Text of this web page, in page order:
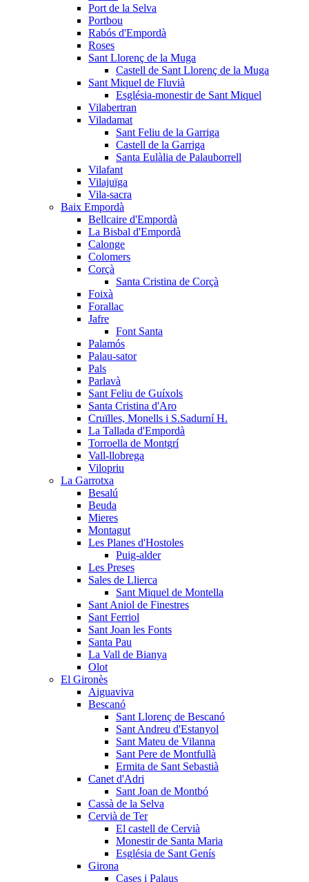
Port de la Selva
Portbou
Rabós d'Empordà
Roses
Sant Llorenç de la Muga
Castell de Sant Llorenç de la Muga
Sant Miquel de Fluvià
Església-monestir de Sant Miquel
Vilabertran
Viladamat
Sant Feliu de la Garriga
Castell de la Garriga
Santa Eulàlia de Palauborrell
Vilafant
Vilajuïga
Vila-sacra
Baix Empordà
Bellcaire d'Empordà
La Bisbal d'Empordà
Calonge
Colomers
Corçà
Santa Cristina de Corçà
Foixà
Forallac
Jafre
Font Santa
Palamós
Palau-sator
Pals
Parlavà
Sant Feliu de Guíxols
Santa Cristina d'Aro
Cruïlles, Monells i S.Sadurní H.
La Tallada d'Empordà
Torroella de Montgrí
Vall-llobrega
Vilopriu
La Garrotxa
Besalú
Beuda
Mieres
Montagut
Les Planes d'Hostoles
Puig-alder
Les Preses
Sales de Llierca
Sant Miquel de Montella
Sant Aniol de Finestres
Sant Ferriol
Sant Joan les Fonts
Santa Pau
La Vall de Bianya
Olot
El Gironès
Aiguaviva
Bescanó
Sant Llorenç de Bescanó
Sant Andreu d'Estanyol
Sant Mateu de Vilanna
Sant Pere de Montfullà
Ermita de Sant Sebastià
Canet d'Adri
Sant Joan de Montbó
Cassà de la Selva
Cervià de Ter
El castell de Cervià
Monestir de Santa Maria
Església de Sant Genís
Girona
Cases i Palaus